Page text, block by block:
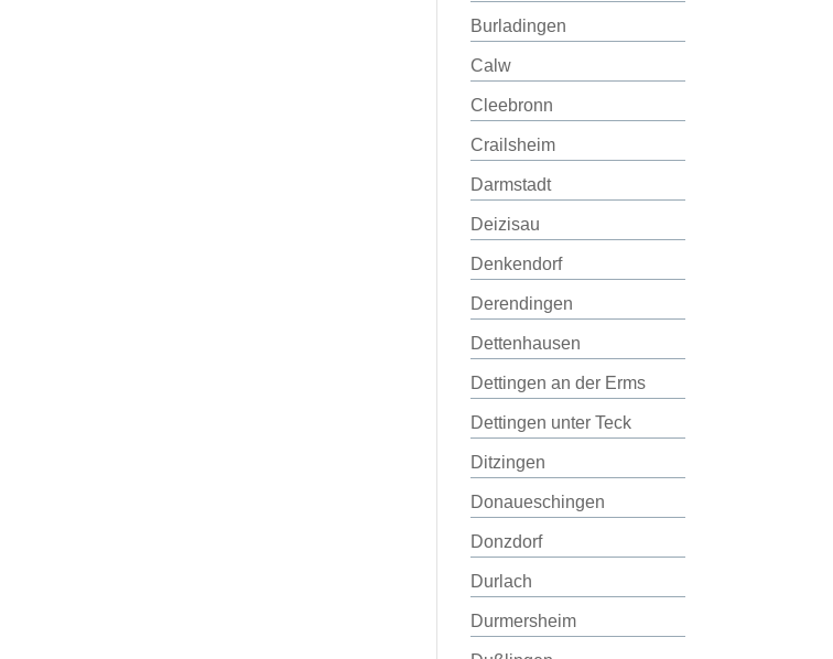
Burladingen
Calw
Cleebronn
Crailsheim
Darmstadt
Deizisau
Denkendorf
Derendingen
Dettenhausen
Dettingen an der Erms
Dettingen unter Teck
Ditzingen
Donaueschingen
Donzdorf
Durlach
Durmersheim